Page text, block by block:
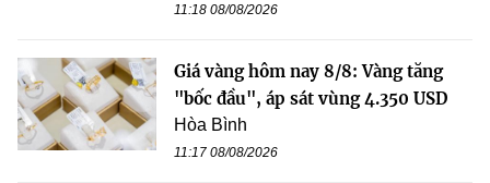
11:18 08/08/2026
Giá vàng hôm nay 8/8: Vàng tăng
"bốc đầu", áp sát vùng 4.350 USD
Hòa Bình
11:17 08/08/2026